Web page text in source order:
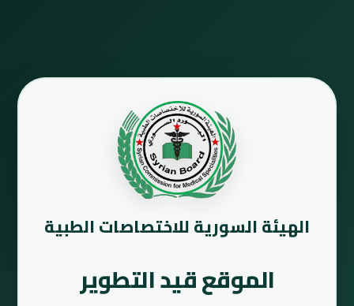
الهيئة السورية للاختصاصات الطبية
الموقع قيد التطوير